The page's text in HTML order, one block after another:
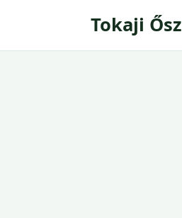
Tokaji Ősz